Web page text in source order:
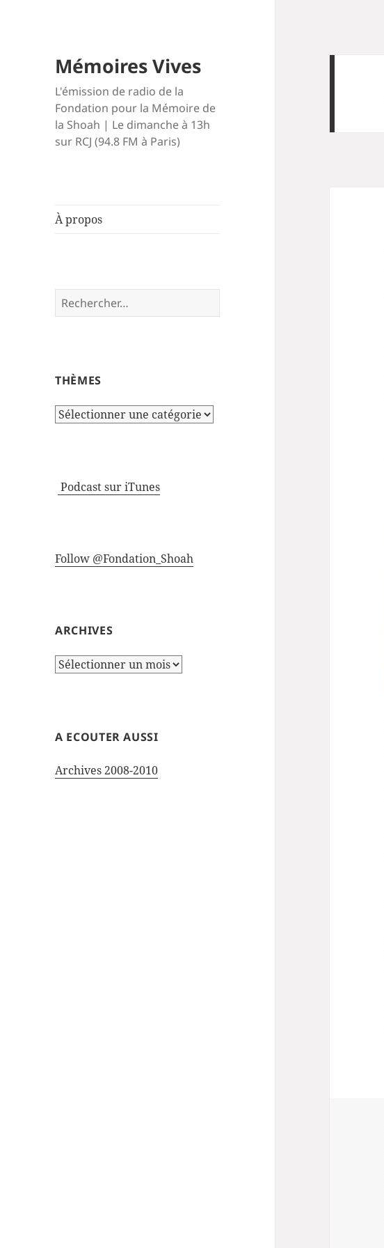
Mémoires Vives
L'émission de radio de la
Fondation pour la Mémoire de
la Shoah | Le dimanche à 13h
sur RCJ (94.8 FM à Paris)
À propos
Rechercher :
THÈMES
Thèmes
Podcast sur iTunes
Follow @Fondation_Shoah
ARCHIVES
Archives
A ECOUTER AUSSI
Archives 2008-2010